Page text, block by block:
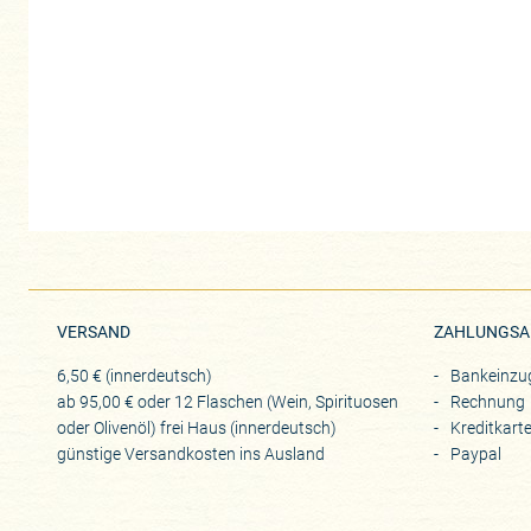
VERSAND
6,50 € (innerdeutsch)
ab 95,00 € oder 12 Flaschen (Wein, Spirituosen
oder Olivenöl) frei Haus (innerdeutsch)
günstige Versandkosten ins Ausland
Rechnung
Paypal